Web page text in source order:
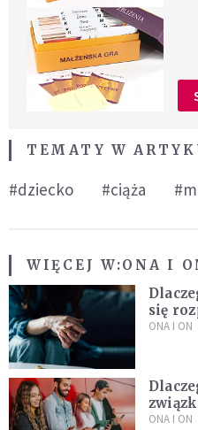
TEMATY W
#dziecko #ciąża
WIĘCEJ W:ONA I
się
ONA I ON
nowe
ONA I ON